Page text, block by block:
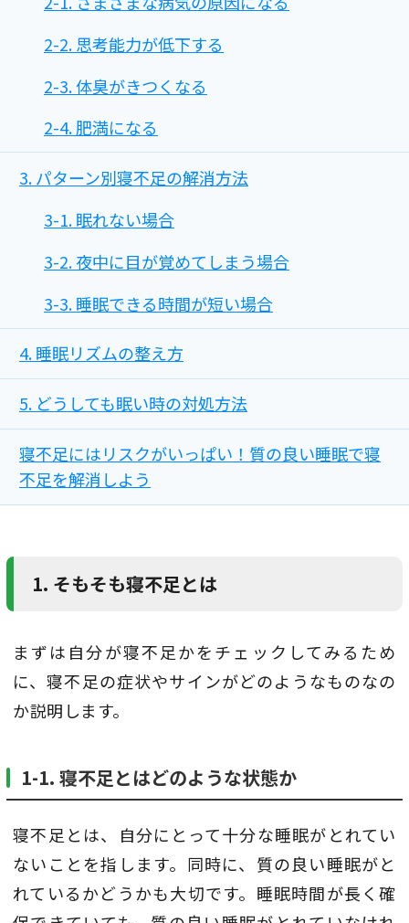
2-2. 思考能力が低下する
2-3. 体臭がきつくなる
2-4. 肥満になる
3. パターン別寝不足の解消方法
3-1. 眠れない場合
3-2. 夜中に目が覚めてしまう場合
3-3. 睡眠できる時間が短い場合
4. 睡眠リズムの整え方
5. どうしても眠い時の対処方法
寝不足にはリスクがいっぱい！質の良い睡眠で寝
不足を解消しよう
1. そもそも寝不足とは
まずは自分が寝不足かをチェックしてみるため
に、寝不足の症状やサインがどのようなものなの
か説明します。
1-1. 寝不足とはどのような状態か
寝不足とは、自分にとって十分な睡眠がとれてい
ないことを指します。同時に、質の良い睡眠がと
れているかどうかも大切です。睡眠時間が長く確